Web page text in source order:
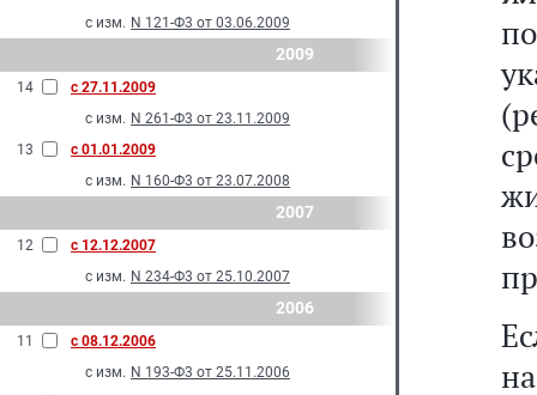
с изм. N 121-Ф3 от 03.06.2009
2009
14
с 27.11.2009
с изм. N 261-Ф3 от 23.11.2009
13
с 01.01.2009
с изм. N 160-Ф3 от 23.07.2008
2007
12
с 12.12.2007
с изм. N 234-Ф3 от 25.10.2007
2006
11
с 08.12.2006
с изм. N 193-Ф3 от 25.11.2006